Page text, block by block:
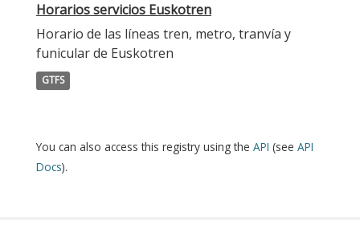
Horarios servicios Euskotren
Horario de las líneas tren, metro, tranvía y
funicular de Euskotren
GTFS
You can also access this registry using the API (see API
Docs).